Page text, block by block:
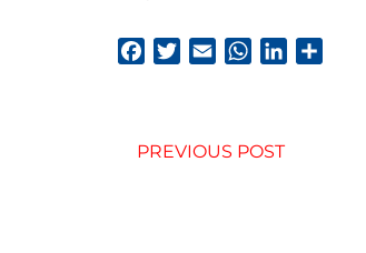
FacebookTwitterEmail WhatsApp
LinkedIn
PREVIOUS POST